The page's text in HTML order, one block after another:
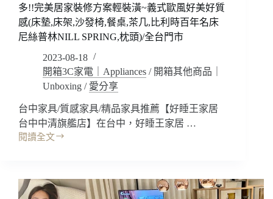
多!!完美居家裝修方案輕裝潢~義式歐風好美好質
感(床墊,床架,沙發椅,餐桌,茶几,比利時百年名床
尼絲普林NILL SPRING,枕頭)/全台門市
2023-08-18
開箱3C家電｜Appliances / 開箱其他商品｜
Unboxing / 愛分享
台中家具/質感家具/精品家具推薦【好睡王家居
台中中清旗艦店】在台中，好睡王家居 …
閱讀全文
家
好
睡